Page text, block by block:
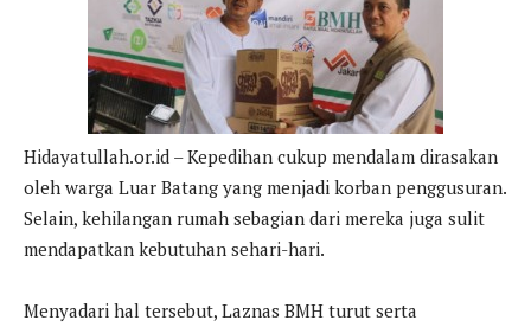
Hidayatullah.or.id – Kepedihan cukup mendalam dirasakan
oleh warga Luar Batang yang menjadi korban penggusuran.
Selain, kehilangan rumah sebagian dari mereka juga sulit
mendapatkan kebutuhan sehari-hari.
Menyadari hal tersebut, Laznas BMH turut serta